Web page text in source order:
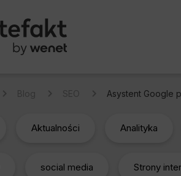
Blog SEO Asystent Google
Aktualności Analityka
social media Strony